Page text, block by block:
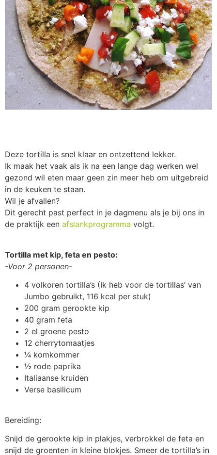
Deze tortilla is snel klaar en ontzettend lekker.
Ik maak het vaak als ik na een lange dag werken wel
gezond wil eten maar geen zin meer heb om uitgebreid
in de keuken te staan.
Wil je afvallen?
Dit gerecht past perfect in je dagmenu als je bij ons in
de praktijk een afslankprogramma volgt.
Tortilla met kip, feta en pesto:
-Voor 2 personen-
4 volkoren tortilla’s (Ik heb voor de tortillas’ van
Jumbo gebruikt, 116 kcal per stuk)
200 gram gerookte kip
40 gram feta
2 el groene pesto
12 cherrytomaatjes
¼ komkommer
½ rode paprika
Italiaanse kruiden
Verse basilicum
Bereiding:
Snijd de gerookte kip in plakjes, verbrokkel de feta en
snijd de groenten in kleine blokjes. Smeer de tortilla’s in